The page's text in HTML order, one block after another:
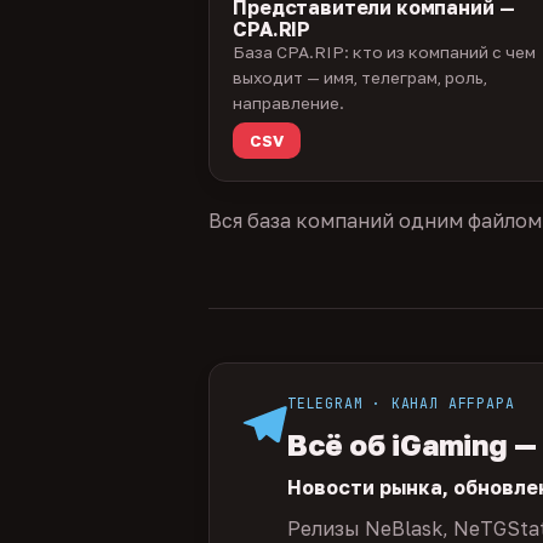
Представители компаний —
CPA.RIP
База CPA.RIP: кто из компаний с чем
выходит — имя, телеграм, роль,
направление.
CSV
Вся база компаний одним
TELEGRAM · КАНАЛ AFFPAPA
Всё об iGaming
Новости рынка,
Релизы NeBlask,